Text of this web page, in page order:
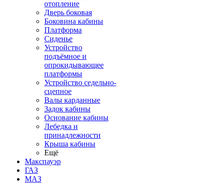
отопление
Дверь боковая
Боковина кабины
Платформа
Сиденье
Устройство
подъёмное и
опрокидывающее
платформы
Устройство седельно-
сцепное
Валы карданные
Задок кабины
Основание кабины
Лебедка и
принадлежности
Крыша кабины
Ещё
Макспауэр
ГАЗ
МАЗ